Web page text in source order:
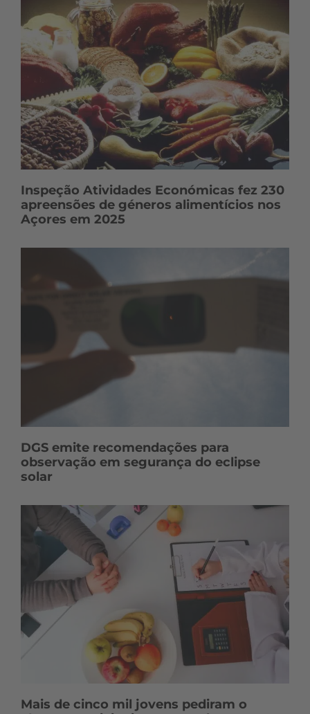
Inspeção Atividades Económicas fez 230
apreensões de géneros alimentícios nos
Açores em 2025
DGS emite recomendações para
observação em segurança do eclipse
solar
Mais de cinco mil jovens pediram o